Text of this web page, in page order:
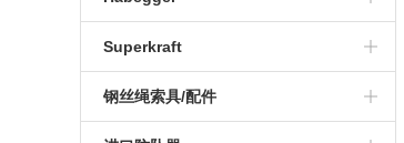
Crosby卸扣
Superkraft
钢丝绳索具/配件